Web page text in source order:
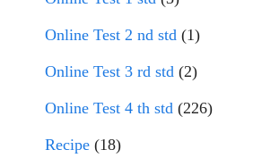
Online Test 2 nd std (1)
Online Test 3 rd std (2)
Online Test 4 th std (226)
Recipe (18)